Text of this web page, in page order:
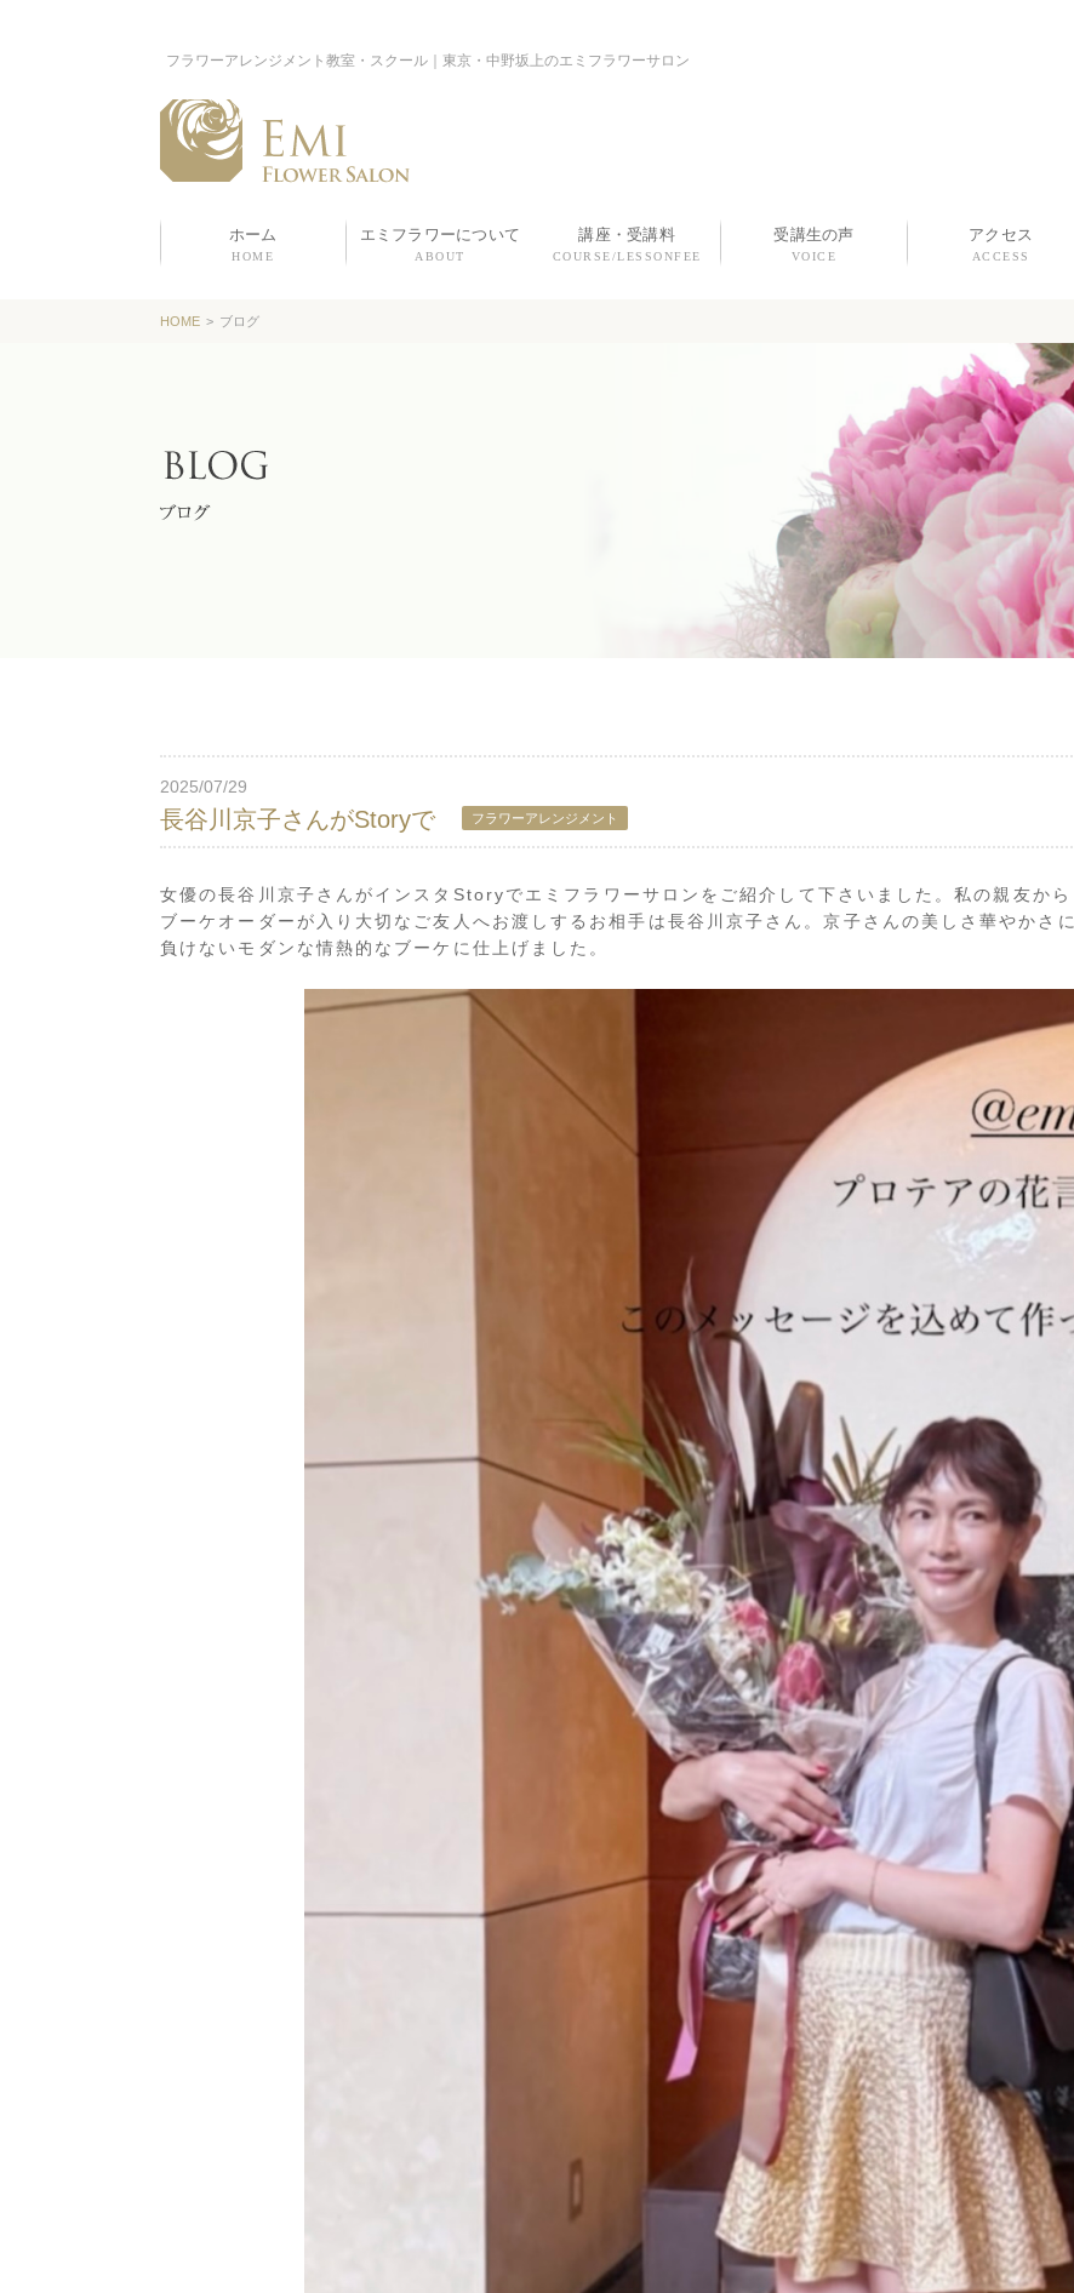
フラワーアレンジメント教室・スクール｜東京・中野坂上のエミフラワーサロン
ホーム
HOME
エミフラワーについて
ABOUT
講座・受講料
COURSE/LESSONFEE
受講生の声
VOICE
アクセス
ACCESS
HOME > ブログ
2025/07/29
長谷川京子さんがStoryで フラワーアレンジメント
女優の長谷川京子さんがインスタStoryでエミフラワーサロンをご紹介して下さいました。私の親友から
ブーケオーダーが入り大切なご友人へお渡しするお相手は長谷川京子さん。京子さんの美しさ華やかさに
負けないモダンな情熱的なブーケに仕上げました。